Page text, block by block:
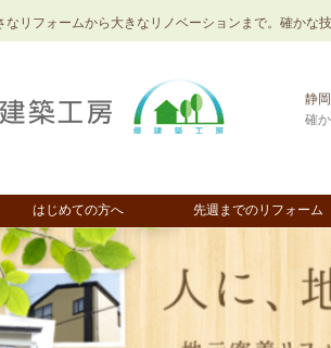
リフォームから大きなリノベーションまで。確かな
静
確
はじめての方へ 先週までのリフォーム